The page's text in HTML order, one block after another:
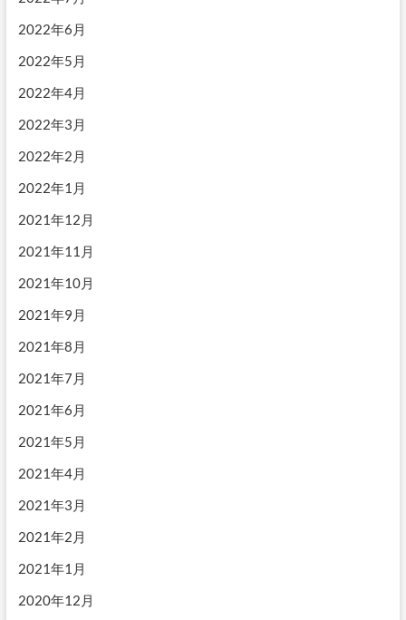
2022年6月
2022年5月
2022年4月
2022年3月
2022年2月
2022年1月
2021年12月
2021年11月
2021年10月
2021年9月
2021年8月
2021年7月
2021年6月
2021年5月
2021年4月
2021年3月
2021年2月
2021年1月
2020年12月